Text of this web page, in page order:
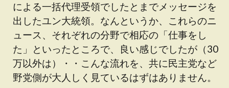
による一括代理受領でしたとまでメッセージを
出したユン大統領。なんというか、これらのニ
ュース、それぞれの分野で相応の「仕事をし
た」といったところで、良い感じでしたが（30
万以外は）・・こんな流れを、共に民主党など
野党側が大人しく見ているはずはありません。